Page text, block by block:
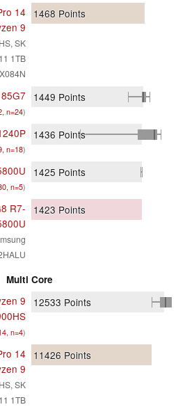
14
9
SK
1TB
1468 Points
n=24)
1449 Points
n=18)
1436 Points
n=5)
1425 Points
R7-
1423 Points
Multi Core
9
n=4)
12533 Points
14
9
SK
1TB
11426 Points